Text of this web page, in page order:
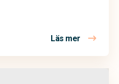
Läs mer om